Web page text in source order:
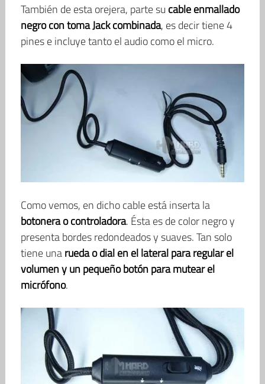
También de esta orejera, parte su cable enmallado
negro con toma Jack combinada, es decir tiene 4
pines e incluye tanto el audio como el micro.
Como vemos, en dicho cable está inserta la
botonera o controladora. Ésta es de color negro y
presenta bordes redondeados y suaves. Tan solo
tiene unarueda o dial en el lateral para regular el
volumen y un pequeño botón para mutear el
micrófono.